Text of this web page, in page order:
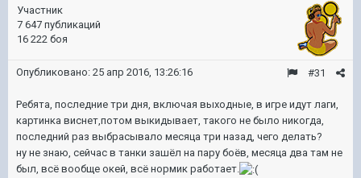
Участник
7 647 публикаций
16 222 боя
#31
Опубликовано: 25 апр 2016, 13:26:16
Ребята, последние три дня, включая выходные, в игре идут лаги,
картинка виснет,потом выкидывает, такого не было никогда,
последний раз выбрасывало месяца три назад, чего делать?
ну не знаю, сейчас в танки зашёл на пару боёв, месяца два там не
был, всё вообще окей, всё нормик работает.